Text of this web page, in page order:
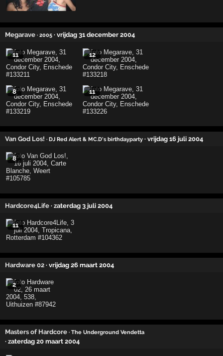
Megarave · 2005 · vrijdag 31 december 2004
11 12
8 11
Van God Los! · DJ Red Alert & MC.D's birthdayparty · vrijdag 16 juli 2004
8
Hardcore4Life · zaterdag 3 juli 2004
11
Hardware 02 · vrijdag 26 maart 2004
2
Masters of Hardcore · The Underground Vendetta
· zaterdag 20 maart 2004